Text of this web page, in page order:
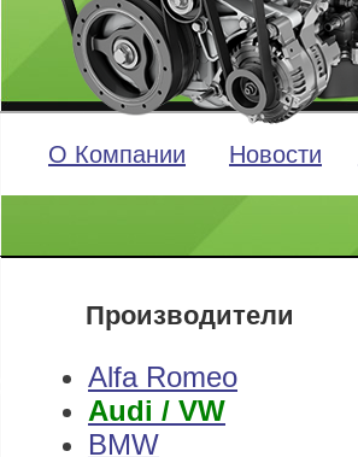
О Компании Новости
Производители
Alfa Romeo
Audi / VW
BMW